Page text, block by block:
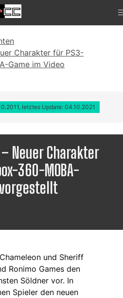
Charakter für PS3-
Game im Video
letztes Update: 04.10.2021
Neuer Charakter
360-MOBA-
und Sheriff
Ronimo Games den
Söldner vor. In
Spieler den neuen